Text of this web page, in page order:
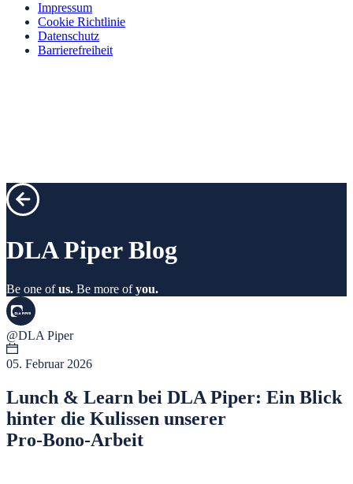
Impressum
Cookie Richtlinie
Datenschutz
Barrierefreiheit
DLA PiperBlog
Be one ofus. Be more ofyou.
@DLA Piper
05. Februar 2026
Lunch & Learn bei DLA Piper: Ein Blick
hinter die Kulissen unserer
Pro‑Bono‑Arbeit